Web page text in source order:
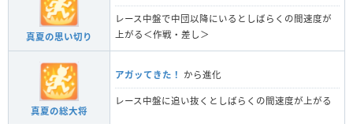
真夏の思い切り
レース中盤で中団以降にいるとしばらくの間速度が
上がる＜作戦・差し＞
真夏の総大将
アガッてきた！ から進化
レース中盤に追い抜くとしばらくの間速度が上がる